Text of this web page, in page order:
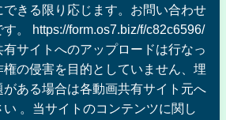
できる限り応じます。お問い合わせ
。 https://form.os7.biz/f/c82c6596/
サイトへのアップロードは行なっ
の侵害を目的としていません、埋
ある場合は各動画共有サイト元へ
。当サイトのコンテンツに関し